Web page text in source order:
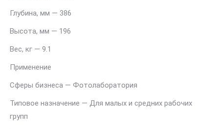
Глубина, мм — 386
Высота, мм — 196
Вес, кг — 9.1
Применение
Сферы бизнеса — Фотолаборатория
Типовое назначение — Для малых и средних рабочих
групп